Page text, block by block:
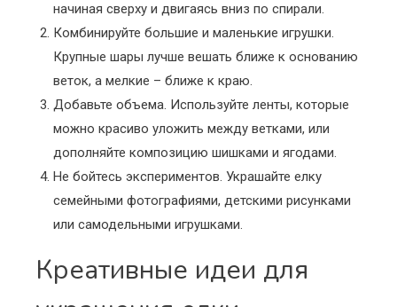
начиная сверху и двигаясь вниз по спирали.
Комбинируйте большие и маленькие игрушки.
Крупные шары лучше вешать ближе к основанию
веток, а мелкие – ближе к краю.
Добавьте объема. Используйте ленты, которые
можно красиво уложить между ветками, или
дополняйте композицию шишками и ягодами.
Не бойтесь экспериментов. Украшайте елку
семейными фотографиями, детскими рисунками
или самодельными игрушками.
Креативные идеи для